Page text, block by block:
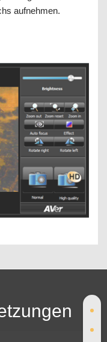
aufnehmen.